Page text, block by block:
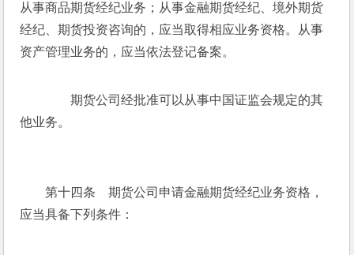
从事商品期货经纪业务；从事金融期货经纪、境外期货
经纪、期货投资咨询的，应当取得相应业务资格。从事
资产管理业务的，应当依法登记备案。
期货公司经批准可以从事中国证监会规定的其
他业务。
第十四条　期货公司申请金融期货经纪业务资格，
应当具备下列条件：